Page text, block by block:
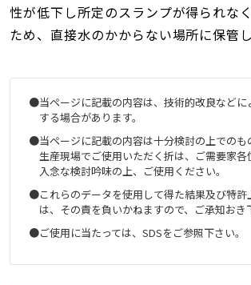
性が低下し所定のスランプが得られな
ため、直接水のかからない場所に保管
当ページに記載の内容は、技術的改良などに
する場合があります。
当ページに記載の内容は十分検討の上でのも
生産現場でご使用いただく折は、ご需要家各
入念な検討吟味の上、ご使用ください。
これらのデータを使用して得た結果及び特許
は、その責を負いかねますので、ご承知おき
ご使用に当たっては、SDSをご参照下さい。